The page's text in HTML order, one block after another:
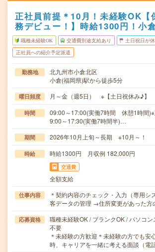
正社員前提＊10月！未経験OK【
務デビュー！】時給1300円！小
職種未経験OK 交通費別途支給あり 土日祝日が
正社員への紹介予定派遣
勤務地
北九州市小倉北区
小倉(福岡県)駅から徒歩5分
曜日頻度 月～金（週5日） ※【土日祝休み♪】
時間
09:00～17:00(実働7時間 休憩1時間)※
9:00～17:30(実働7時間半)…
期間 2026年10月上旬～長期 ※10月～！
時給 時給1300円 月収例 182,000円
交通費
全額支給
仕事内容
＊契約内容のチェック・入力（専用シ
客データの管理 →住所変更があった
応募資格
職種未経験OK / ブランクOK / パソコ
不要
＊未経験の方歓迎＊未経験の方でも安
時、キャリアを一緒に考える面談（電